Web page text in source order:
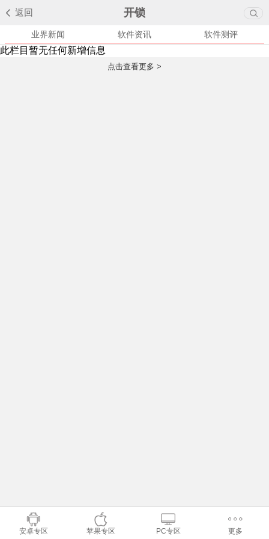
返回 开锁
业界新闻 软件资讯 软件测评
此栏目暂无任何新增信息
点击查看更多 >
安卓专区 苹果专区 PC专区 更多